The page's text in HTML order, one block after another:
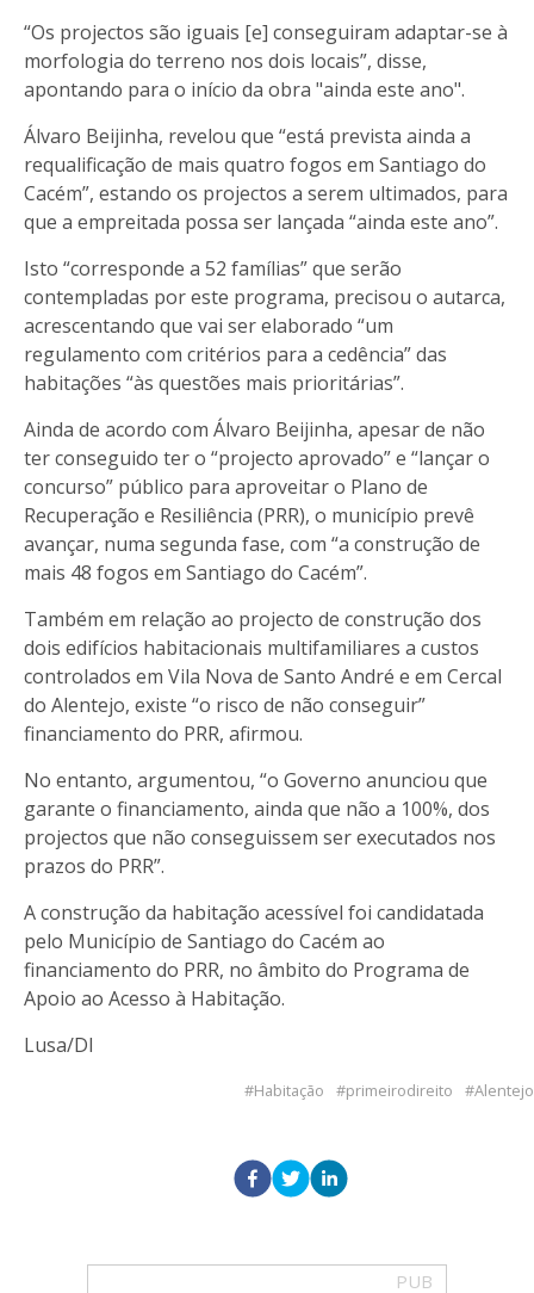
“Os projectos são iguais [e] conseguiram adaptar-se à
morfologia do terreno nos dois locais”, disse,
apontando para o início da obra "ainda este ano".
Álvaro Beijinha, revelou que “está prevista ainda a
requalificação de mais quatro fogos em Santiago do
Cacém”, estando os projectos a serem ultimados, para
que a empreitada possa ser lançada “ainda este ano”.
Isto “corresponde a 52 famílias” que serão
contempladas por este programa, precisou o autarca,
acrescentando que vai ser elaborado “um
regulamento com critérios para a cedência” das
habitações “às questões mais prioritárias”.
Ainda de acordo com Álvaro Beijinha, apesar de não
ter conseguido ter o “projecto aprovado” e “lançar o
concurso” público para aproveitar o Plano de
Recuperação e Resiliência (PRR), o município prevê
avançar, numa segunda fase, com “a construção de
mais 48 fogos em Santiago do Cacém”.
Também em relação ao projecto de construção dos
dois edifícios habitacionais multifamiliares a custos
controlados em Vila Nova de Santo André e em Cercal
do Alentejo, existe “o risco de não conseguir”
financiamento do PRR, afirmou.
No entanto, argumentou, “o Governo anunciou que
garante o financiamento, ainda que não a 100%, dos
projectos que não conseguissem ser executados nos
prazos do PRR”.
A construção da habitação acessível foi candidatada
pelo Município de Santiago do Cacém ao
financiamento do PRR, no âmbito do Programa de
Apoio ao Acesso à Habitação.
Lusa/DI
Habitação primeirodireito Alentejo
PUB